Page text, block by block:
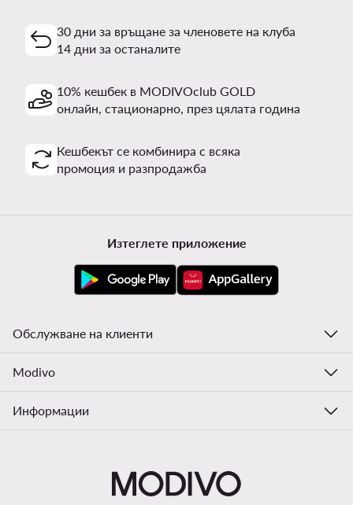
30 дни за връщане за членовете на клуба
14 дни за останалите
10% кешбек в MODIVOclub GOLD
онлайн, стационарно, през цялата година
Кешбекът се комбинира с всяка
промоция и разпродажба
Изтеглете приложение
Обслужване на клиенти
Modivo
Информации